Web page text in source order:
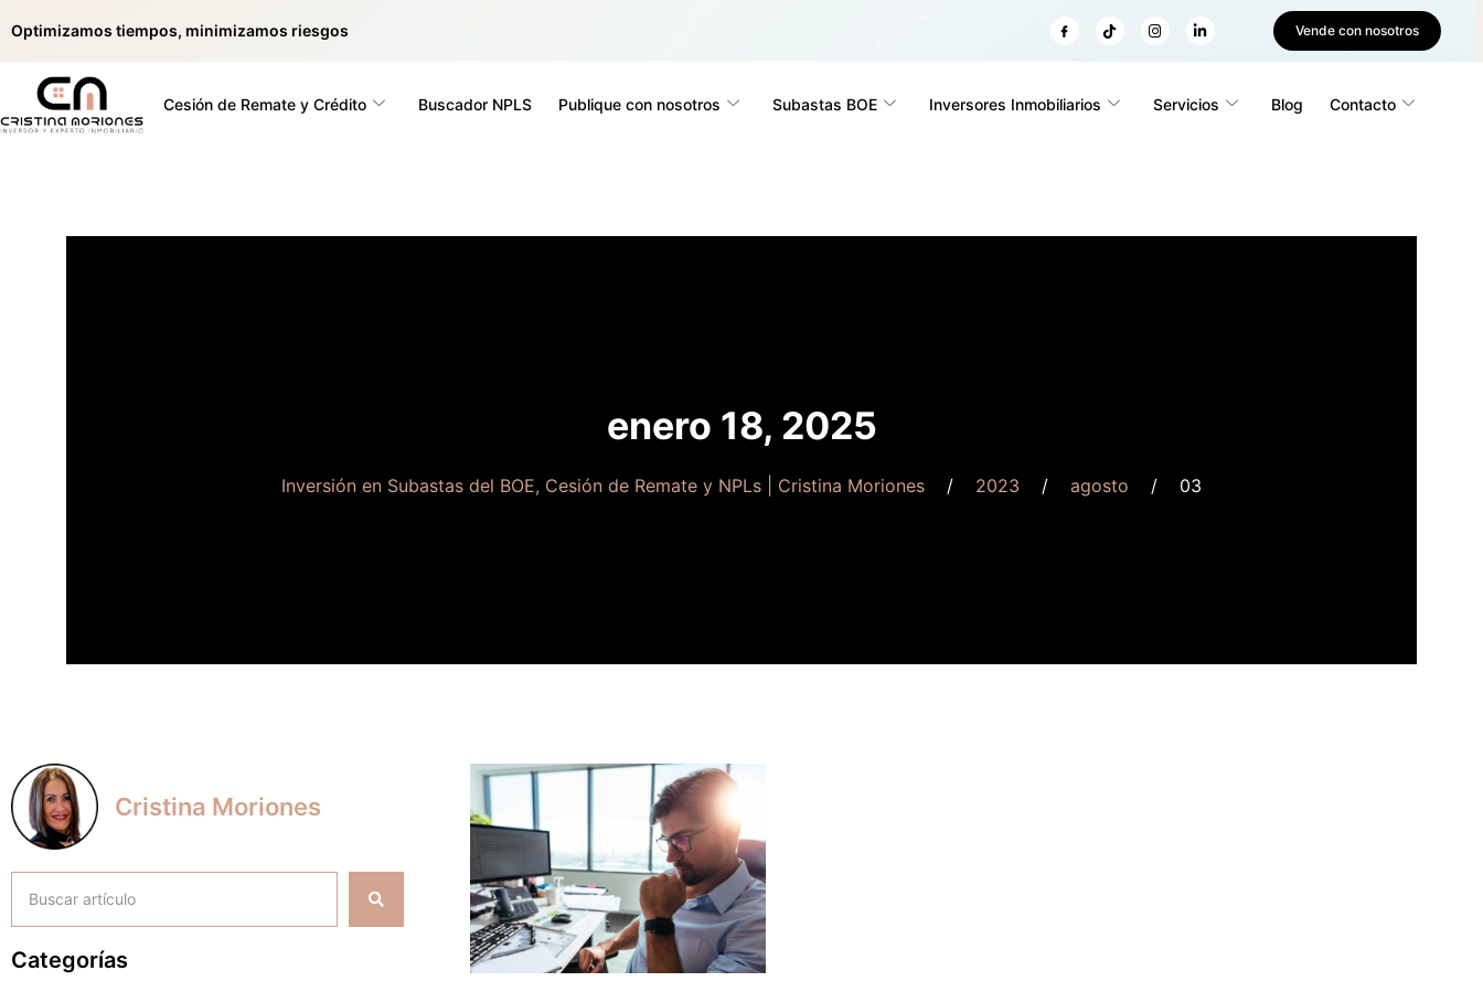
Optimizamos tiempos, minimizamos riesgos Vende con nosotros
Cesión de Remate y Crédito Buscador NPLS Publique con nosotros Subastas BOE Inversores Inmobiliarios Servicios Blog Contacto
enero 18, 2025
Inversión en Subastas del BOE, Cesión de Remate y NPLs | Cristina Moriones 2023 agosto 03
Cristina Moriones
Categorías